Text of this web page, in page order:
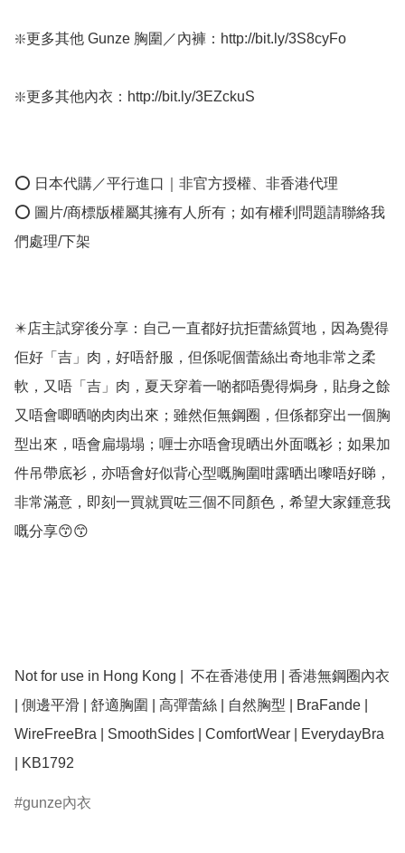
❇️更多其他 Gunze 胸圍／內褲：http://bit.ly/3S8cyFo
❇️更多其他內衣：http://bit.ly/3EZckuS
⭕ 日本代購／平行進口｜非官方授權、非香港代理
⭕ 圖片/商標版權屬其擁有人所有；如有權利問題請聯絡我
們處理/下架
✴️店主試穿後分享：自己一直都好抗拒蕾絲質地，因為覺得
佢好「吉」肉，好唔舒服，但係呢個蕾絲出奇地非常之柔
軟，又唔「吉」肉，夏天穿着一啲都唔覺得焗身，貼身之餘
又唔會唧晒啲肉肉出來；雖然佢無鋼圈，但係都穿出一個胸
型出來，唔會扁塌塌；喱士亦唔會現晒出外面嘅衫；如果加
件吊帶底衫，亦唔會好似背心型嘅胸圍咁露晒出嚟唔好睇，
非常滿意，即刻一買就買咗三個不同顏色，希望大家鍾意我
嘅分享😙😙
Not for use in Hong Kong |  不在香港使用 | 香港無鋼圈內衣
| 側邊平滑 | 舒適胸圍 | 高彈蕾絲 | 自然胸型 | BraFande |
WireFreeBra | SmoothSides | ComfortWear | EverydayBra
| KB1792
gunze內衣